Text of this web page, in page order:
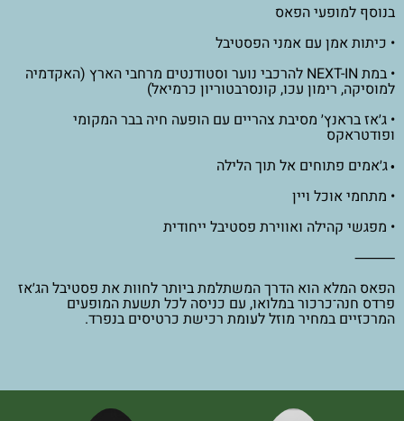
בנוסף למופעי הפאס
• כיתות אמן עם אמני הפסטיבל
• במת NEXT-IN להרכבי נוער וסטודנטים מרחבי הארץ (האקדמיה
למוסיקה, רימון עכו, קונסרבטוריון כרמיאל)
• ג׳אז בראנץ׳ מסיבת צהריים עם הופעה חיה בבר המקומי
ופודטראקס
•ג׳אמים פתוחים אל תוך הלילה
• מתחמי אוכל ויין
• מפגשי קהילה ואווירת פסטיבל ייחודית
⸻
הפאס המלא הוא הדרך המשתלמת ביותר לחוות את פסטיבל הג׳אז
פרדס חנה־כרכור במלואו, עם כניסה לכל תשעת המופעים
המרכזיים במחיר מוזל לעומת רכישת כרטיסים בנפרד.